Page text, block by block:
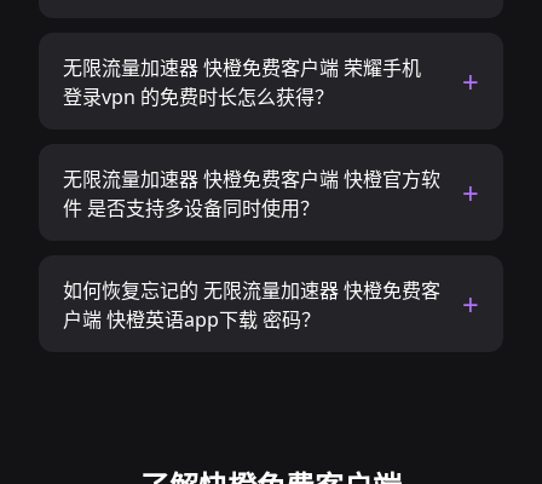
无限流量加速器 快橙免费客户端 荣耀手机
登录vpn 的免费时长怎么获得？
无限流量加速器 快橙免费客户端 快橙官方软
件 是否支持多设备同时使用？
如何恢复忘记的 无限流量加速器 快橙免费客
户端 快橙英语app下载 密码？